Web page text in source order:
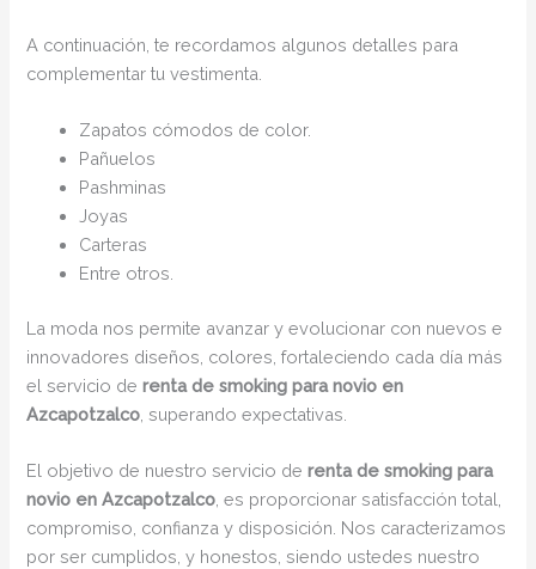
A continuación, te recordamos algunos detalles para
complementar tu vestimenta.
Zapatos cómodos de color.
Pañuelos
Pashminas
Joyas
Carteras
Entre otros.
La moda nos permite avanzar y evolucionar con nuevos e
innovadores diseños, colores, fortaleciendo cada día más
el servicio derenta de smoking para novio en
Azcapotzalco , superando expectativas.
El objetivo de nuestro servicio derenta de smoking para
novio en Azcapotzalco , es proporcionar satisfacción total,
compromiso, confianza y disposición. Nos caracterizamos
por ser cumplidos, y honestos, siendo ustedes nuestro